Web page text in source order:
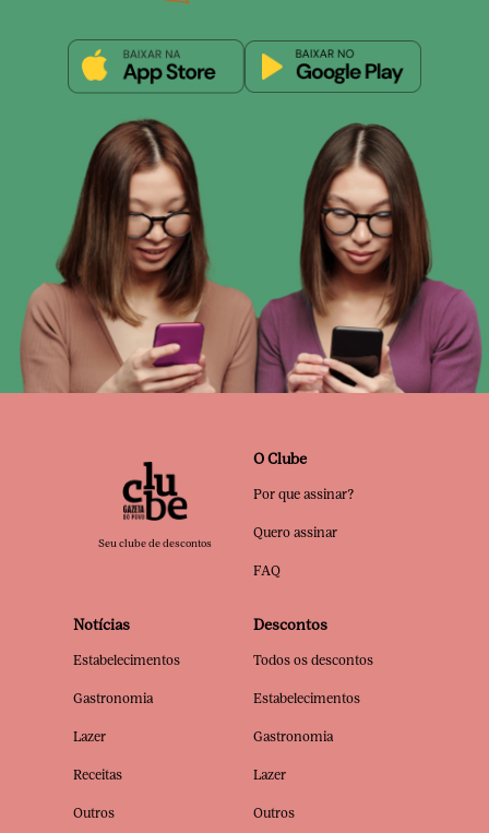
Seu clube de descontos
O Clube
Por que assinar?
Quero assinar
FAQ
Notícias
Estabelecimentos
Gastronomia
Lazer
Receitas
Outros
Descontos
Todos os descontos
Estabelecimentos
Gastronomia
Lazer
Outros